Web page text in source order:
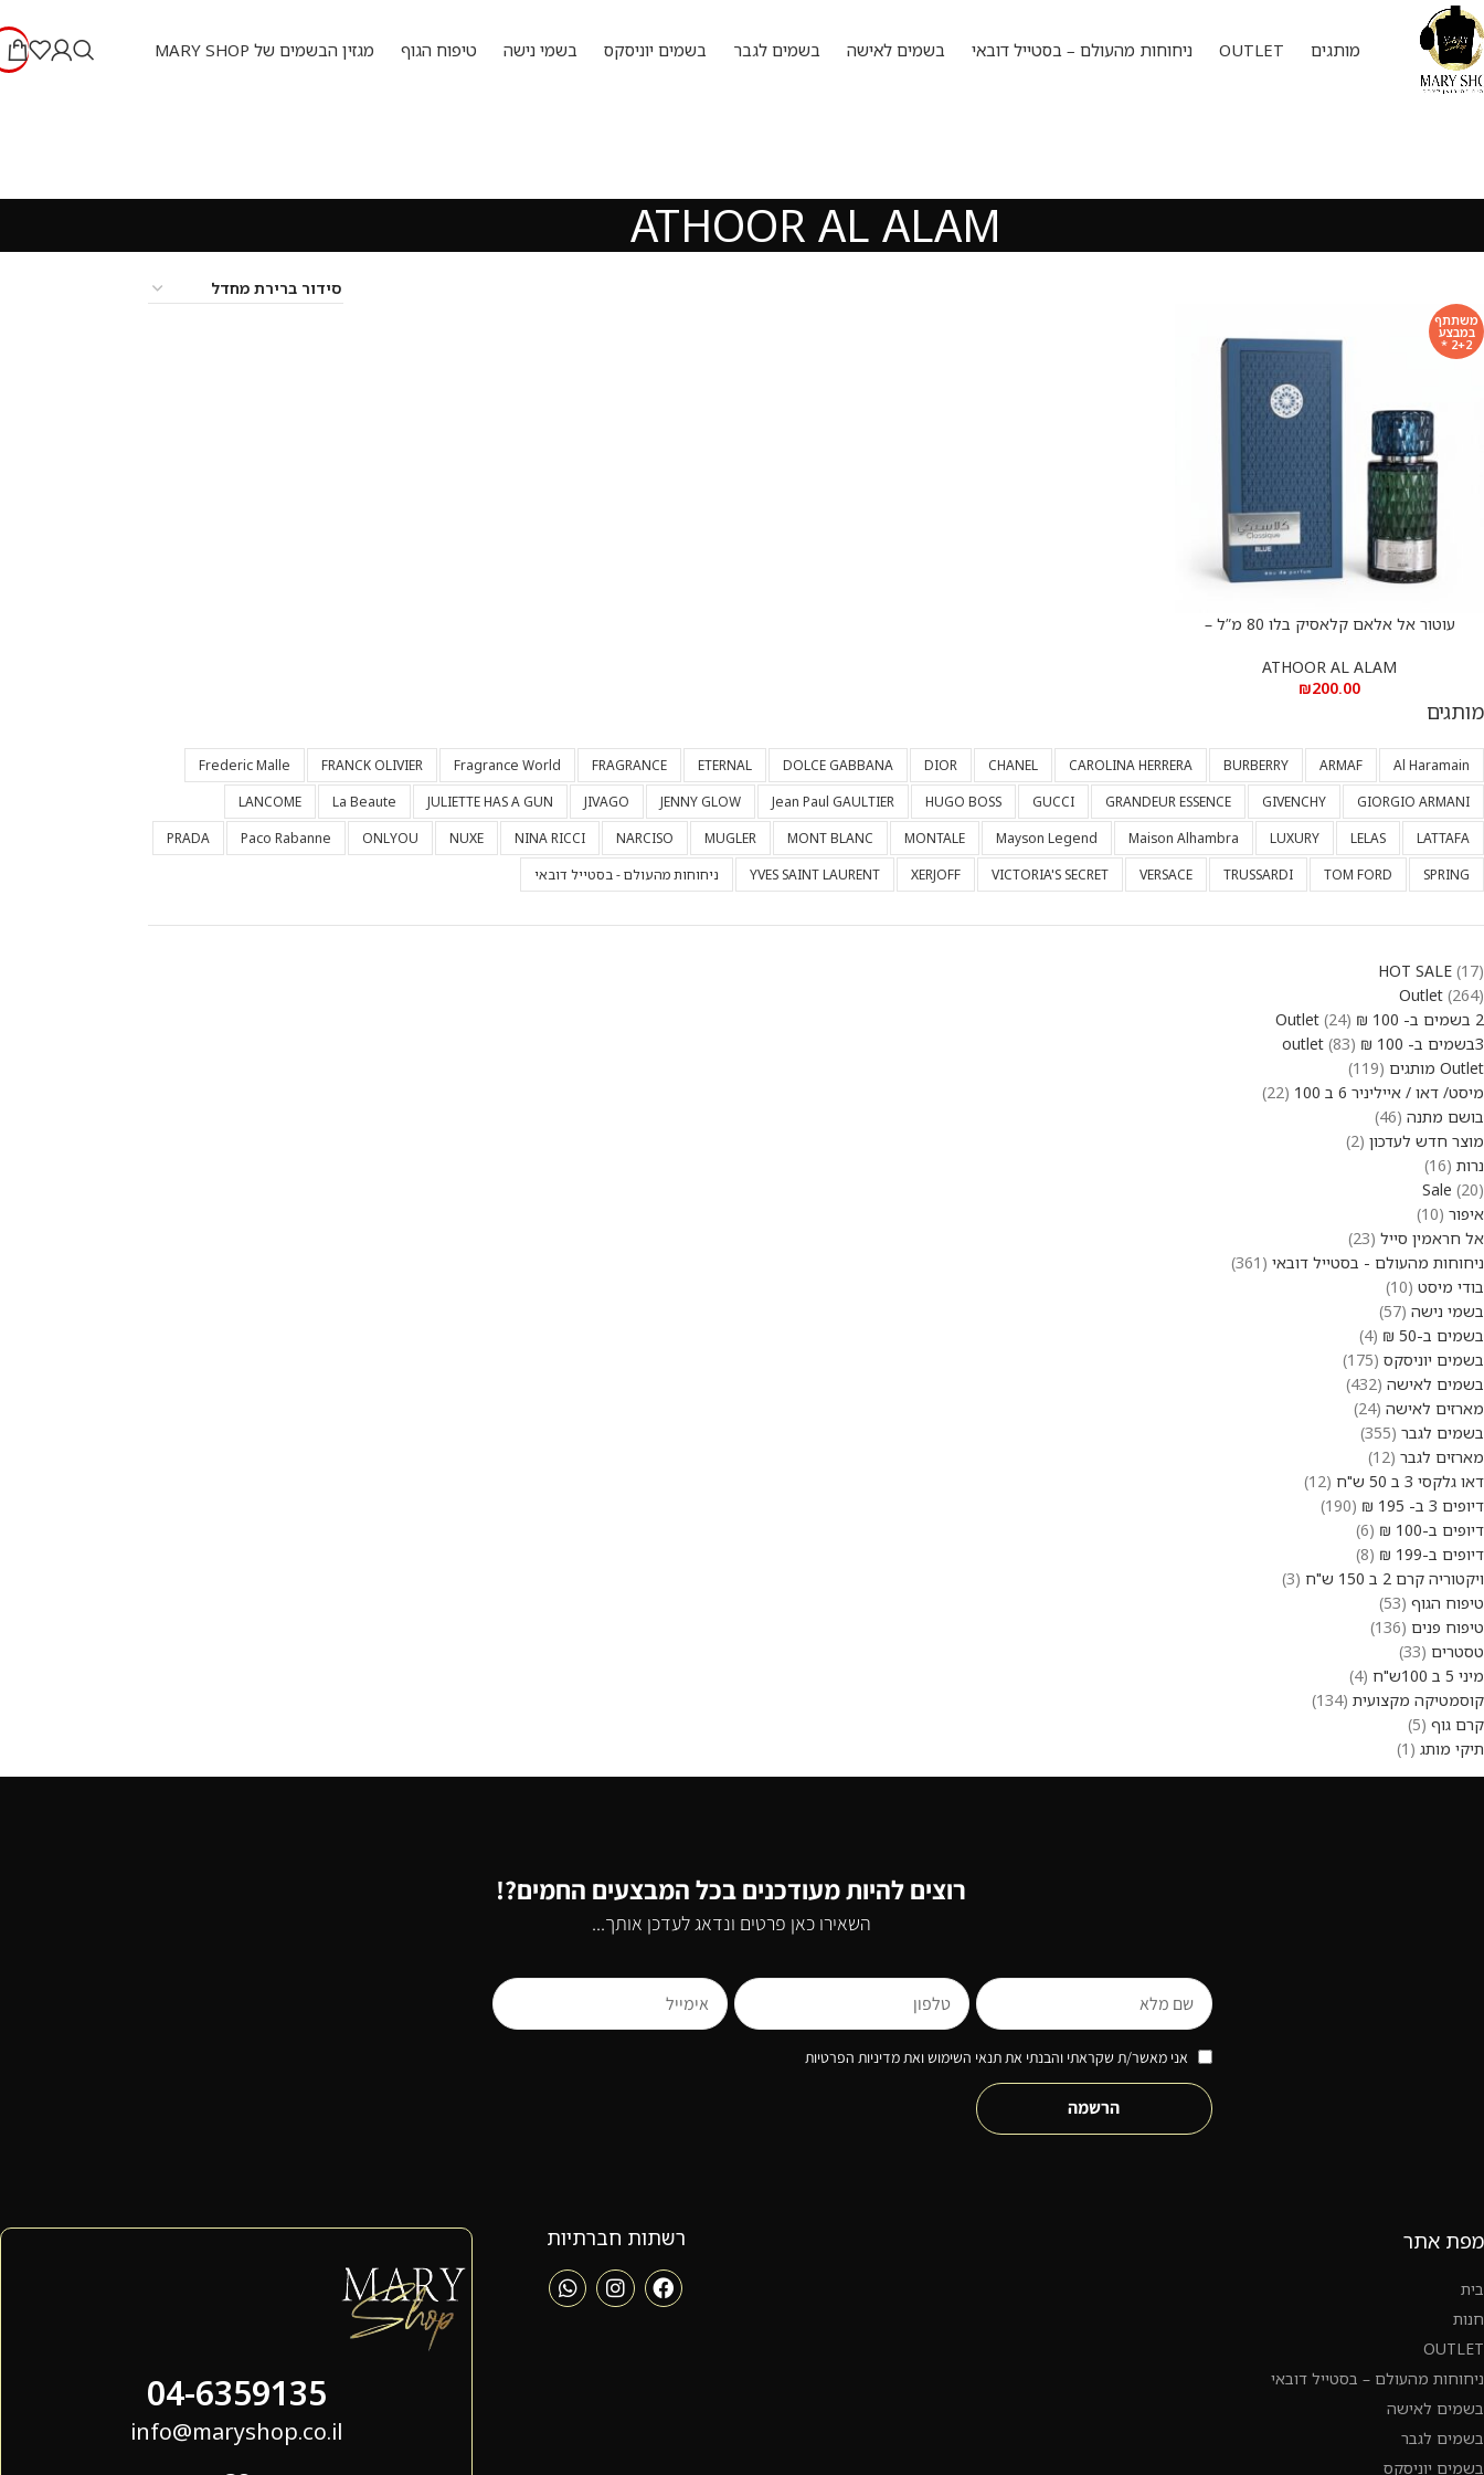
מותגים OUTLET ניחוחות מהעולם – בסטייל דובאי בשמים לאישה בשמים לגבר בשמים יוניסקס בשמי נישה טיפוח הגוף מגזין הבשמים של MARY SHOP
ATHOOR AL ALAM
משתתף
במבצע
2+2 *
הוספה לסל
עוטור אל אלאם קלאסיק בלו 80 מ”ל –
ML EDP
ATHOOR AL ALAM
₪200.00
מותגים
Al Haramain
ARMAF
BURBERRY
CAROLINA HERRERA
CHANEL
DIOR
DOLCE GABBANA
ETERNAL
FRAGRANCE
Fragrance World
FRANCK OLIVIER
Frederic Malle
GIORGIO ARMANI
GIVENCHY
GRANDEUR ESSENCE
GUCCI
HUGO BOSS
Jean Paul GAULTIER
JENNY GLOW
JIVAGO
JULIETTE HAS A GUN
La Beaute
LANCOME
LATTAFA
LELAS
LUXURY
Maison Alhambra
Mayson Legend
MONTALE
MONT BLANC
MUGLER
NARCISO
NINA RICCI
NUXE
ONLYOU
Paco Rabanne
PRADA
SPRING
TOM FORD
TRUSSARDI
VERSACE
VICTORIA'S SECRET
XERJOFF
YVES SAINT LAURENT ניחוחות מהעולם - בסטייל דובאי
HOT SALE 17
Outlet 264
2 בשמים ב- 100 ₪ Outlet
24
3בשמים ב- 100 ₪ outlet
83
Outlet מותגים
119
מיסט/ דאו / אייליניר 6 ב 100
22
בושם מתנה 46
מוצר חדש לעדכון 2
נרות 16
Sale 20
איפור 10
אל חראמין סייל 23
ניחוחות מהעולם - בסטייל דובאי
361
בודי מיסט 10
בשמי נישה 57
בשמים ב-50 ₪
4
בשמים יוניסקס 175
בשמים לאישה 432
מארזים לאישה 24
בשמים לגבר 355
מארזים לגבר 12
דאו גלקסי 3 ב 50 ש"ח
12
דיופים 3 ב- 195 ₪
190
דיופים ב-100 ₪
6
דיופים ב-199 ₪
8
ויקטוריה קרם 2 ב 150 ש"ח
3
טיפוח הגוף 53
טיפוח פנים 136
טסטרים 33
מיני 5 ב 100ש"ח
4
קוסמטיקה מקצועית 134
קרם גוף 5
תיקי מותג
1
רוצים להיות מעודכנים בכל המבצעים החמים?!
השאירו כאן פרטים ונדאג לעדכן אותך...
אני מאשר/ת שקראתי והבנתי את תנאי השימוש ואת מדיניות הפרטיות
הרשמה
מפת אתר
בית
חנות
OUTLET
ניחוחות מהעולם – בסטייל דובאי
בשמים לאישה
בשמים לגבר
בשמים יוניסקס
רשתות חברתיות
04-6359135
info@maryshop.co.il